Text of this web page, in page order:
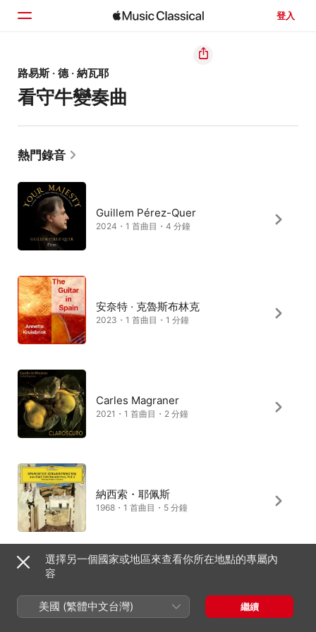
登入
首頁
瀏覽
搜尋
路易斯 · 德 · 納瓦耶
看守牛變奏曲
熱門錄音
Guillem Pérez-Quer
2024・1 首曲目・4 分鐘
安奈特 · 克魯斯布林克
2023・1 首曲目・1 分鐘
Carles Magraner
2021・1 首曲目・2 分鐘
納西索・耶佩斯
1968・1 首曲目・5 分鐘
2018・2 首曲目・3 分鐘
選擇另一個國家或地區來查看你所在地點的專屬內
容
美國 (繁體中文台灣) 繼續